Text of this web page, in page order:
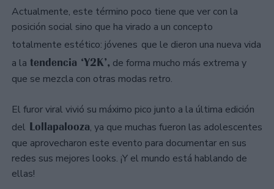
Actualmente, este término poco tiene que ver con la
posición social sino que ha virado a un concepto
totalmente estético: jóvenes que le dieron una nueva vida
a la tendencia ‘Y2K’, de forma mucho más extrema y
que se mezcla con otras modas retro.
El furor viral vivió su máximo pico junto a la última edición
del Lollapalooza, ya que muchas fueron las adolescentes
que aprovecharon este evento para documentar en sus
redes sus mejores looks. ¡Y el mundo está hablando de
ellas!